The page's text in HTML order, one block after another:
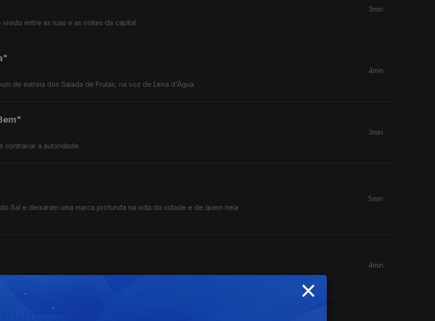
entre as ruas e as noites da capital.
3min
de estreia dos Salada de Frutas, na voz de Lena d'Água.
4min
contrariar a autoridade.
3min
Sal e deixaram uma marca profunda na vida da cidade e de quem nela
5min
e ficção se confundem constantemente.
4min
×